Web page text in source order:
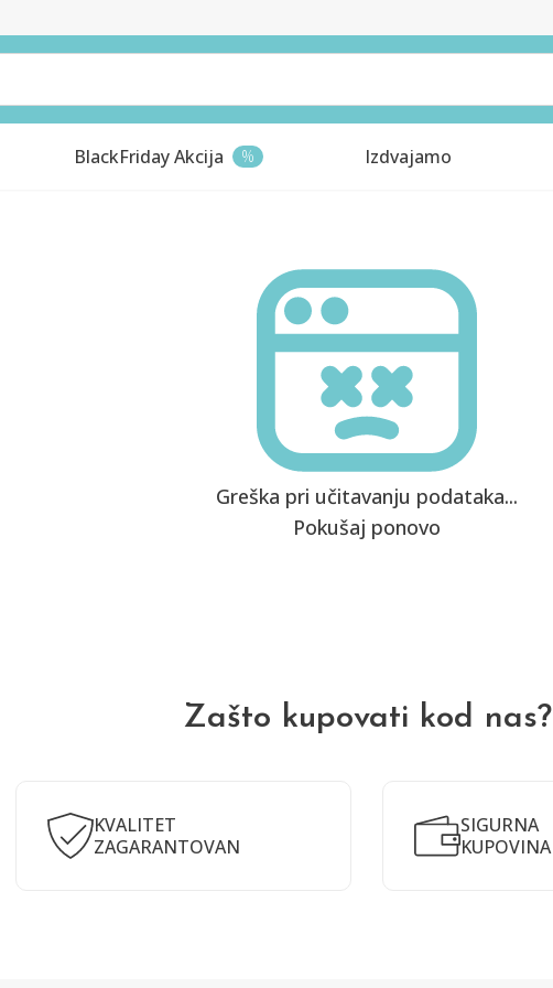
BlackFriday Akcija % Izdvajamo
Greška pri učitavanju podataka...
Pokušaj ponovo
Zašto kupovati kod nas?
KVALITET
ZAGARANTOVAN
SIGURNA
KUPOVINA